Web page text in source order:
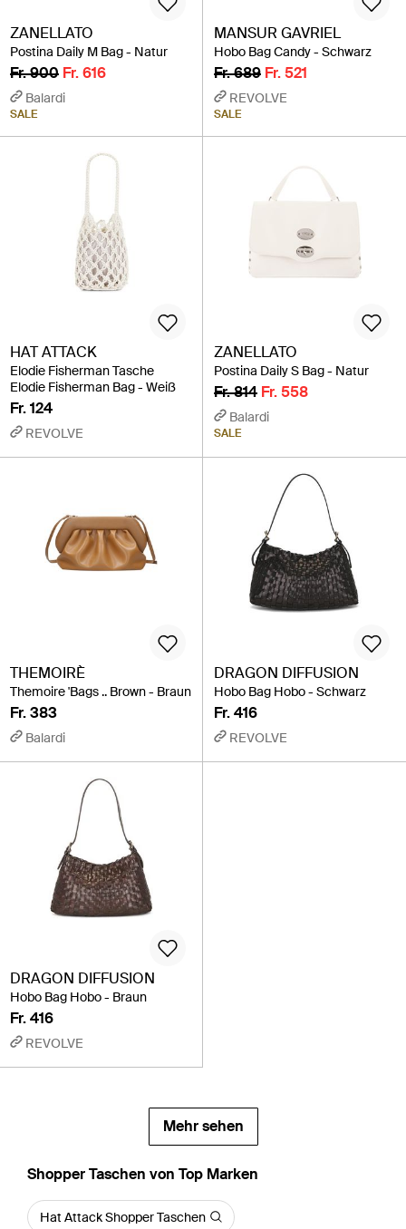
ZANELLATO
Postina Daily M Bag - Natur
Fr. 900 Fr. 616
Balardi
SALE
MANSUR GAVRIEL
Hobo Bag Candy - Schwarz
Fr. 689 Fr. 521
REVOLVE
SALE
HAT ATTACK
Elodie Fisherman Tasche
Elodie Fisherman Bag - Weiß
Fr. 124
REVOLVE
ZANELLATO
Postina Daily S Bag - Natur
Fr. 814 Fr. 558
Balardi
SALE
THEMOIRÈ
Themoire 'Bags .. Brown - Braun
Fr. 383
Balardi
DRAGON DIFFUSION
Hobo Bag Hobo - Schwarz
Fr. 416
REVOLVE
DRAGON DIFFUSION
Hobo Bag Hobo - Braun
Fr. 416
REVOLVE
Mehr sehen
Shopper Taschen von Top Marken
Hat Attack Shopper Taschen